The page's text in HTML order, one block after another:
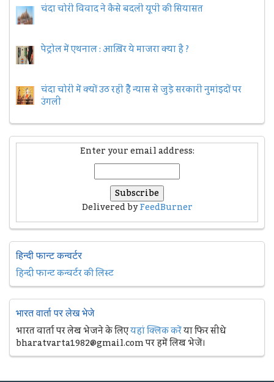
चंदा चोरी विवाद ने कैसे बदली यूपी की सियासत
पेट्रोल में एथनाल : आख़िर ये माजरा क्या है ?
चंदा चोरी में क्यों उठ रही हैैं न्यास से जुड़े सरकारी नुमांइदों पर
उंगली
Enter your email address:
Delivered byFeedBurner
हिन्दी फान्ट कन्वर्टर
हिन्दी फान्ट कन्वर्टर की लिस्ट
भारत वार्ता पर लेख भेजे
भारत वार्ता पर लेख भेजने के लिएयहां क्लिक करेंया फिर सीधे
bharatvarta1982@gmail.com पर हमें लिख भेजें।